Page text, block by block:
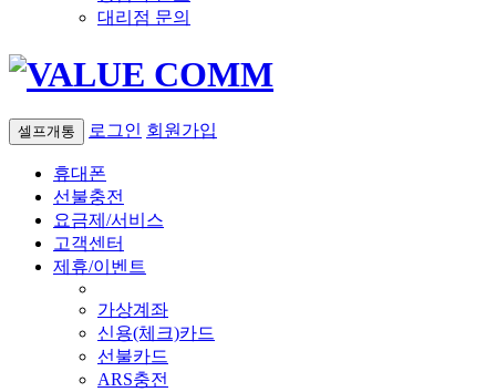
대리점 문의
셀프개통 로그인 회원가입
휴대폰
선불충전
요금제/서비스
고객센터
제휴/이벤트
가상계좌
신용(체크)카드
선불카드
ARS충전